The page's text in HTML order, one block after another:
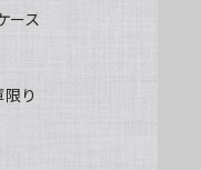
ース
限り